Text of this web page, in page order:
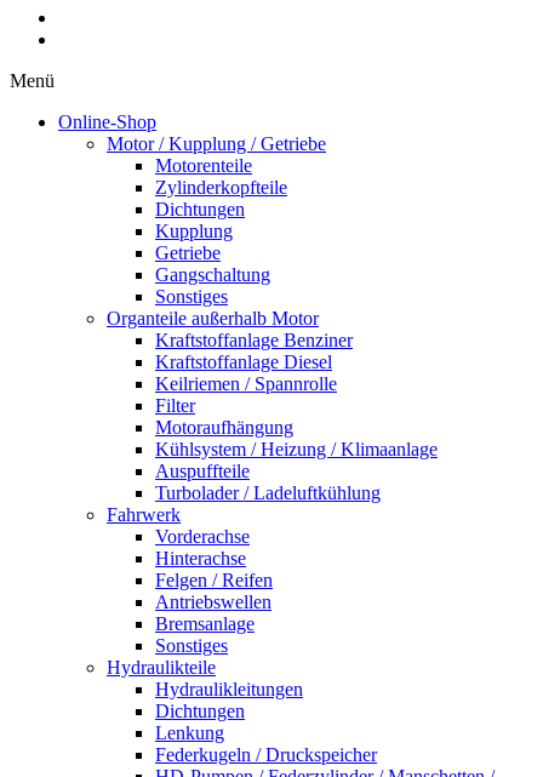
Menü
Online-Shop
Motor / Kupplung / Getriebe
Motorenteile
Zylinderkopfteile
Dichtungen
Kupplung
Getriebe
Gangschaltung
Sonstiges
Organteile außerhalb Motor
Kraftstoffanlage Benziner
Kraftstoffanlage Diesel
Keilriemen / Spannrolle
Filter
Motoraufhängung
Kühlsystem / Heizung / Klimaanlage
Auspuffteile
Turbolader / Ladeluftkühlung
Fahrwerk
Vorderachse
Hinterachse
Felgen / Reifen
Antriebswellen
Bremsanlage
Sonstiges
Hydraulikteile
Hydraulikleitungen
Dichtungen
Lenkung
Federkugeln / Druckspeicher